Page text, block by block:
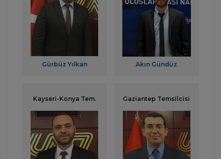
Gürbüz Yılkan Akın Gündüz
Kayseri-Konya Tem. Gaziantep Temsilcisi